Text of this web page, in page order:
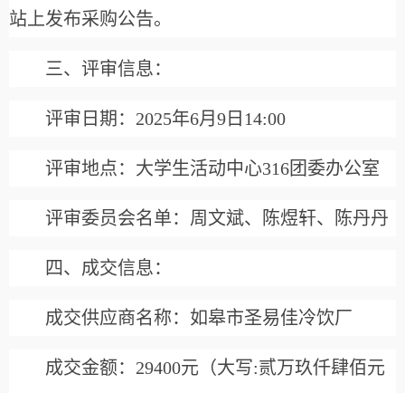
站上发布采购公告。
三、评审信息：
评审日期：2025年6月9日14:00
评审地点：大学生活动中心316团委办公室
评审委员会名单：周文斌、陈煜轩、陈丹丹
四、成交信息：
成交供应商名称：如皋市圣易佳冷饮厂
成交金额： 29400元 （大写:贰万玖仟肆佰元